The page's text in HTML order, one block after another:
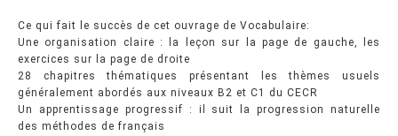
Ce qui fait le succès de cet ouvrage de Vocabulaire:
Une organisation claire : la leçon sur la page de gauche, les
exercices sur la page de droite
28 chapitres thématiques présentant les thèmes usuels
généralement abordés aux niveaux B2 et C1 du CECR
Un apprentissage progressif : il suit la progression naturelle
des méthodes de français